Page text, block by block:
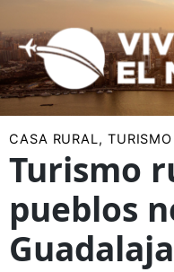
al
contenido
CASA RURAL,
Turismo
pueblos